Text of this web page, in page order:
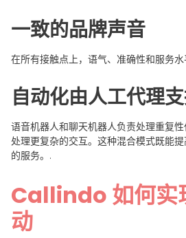
一致的品牌声音
在所有接触点上，语气、准确性和服务
自动化由人工代理
语音机器人和聊天机器人负责处理重复
处理更复杂的交互。这种混合模式既能
的服务。.
Callindo 如何实
动